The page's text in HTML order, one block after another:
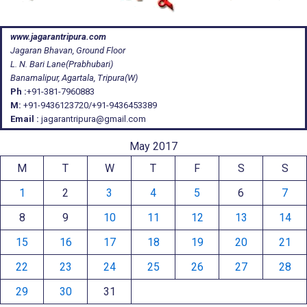
www.jagarantripura.com
Jagaran Bhavan, Ground Floor
L. N. Bari Lane(Prabhubari)
Banamalipur, Agartala, Tripura(W)
Ph :+91-381-7960883
M: +91-9436123720/+91-9436453389
Email : jagarantripura@gmail.com
May 2017
M
T W T F S
S
1
2 3 4 5 6
7
8
9 10 11 12 13
14
15
16 17 18 19 20
21
22
23 24 25 26 27
28
29
30 31